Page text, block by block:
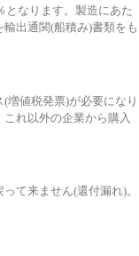
となります。製造にあた
出通関(船積み)書類をも
増値税発票)が必要になり
れ以外の企業から購入
て来ません(還付漏れ)。